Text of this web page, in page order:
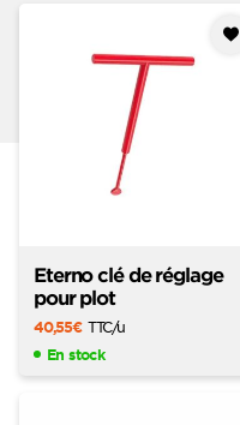
à mes
Eterno clé de réglage
pour plot
40,55€ TTC/u
En stock